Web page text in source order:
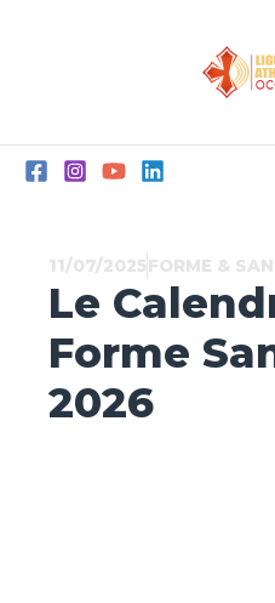
11/07/2025FORME &
Le
Forme
2026